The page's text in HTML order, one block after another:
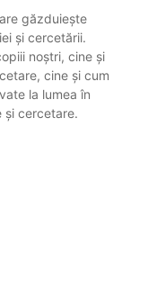
găzduiește
și cercetării.
noștri, cine și
cine și cum
la lumea în
și cercetare.